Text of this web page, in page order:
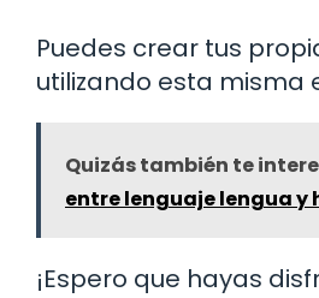
Puedes crear tus
utilizando esta misma
Quizás también te
entre lenguaje lengua y
¡Espero que hayas